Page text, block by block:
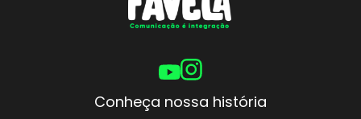
Conheça nossa história